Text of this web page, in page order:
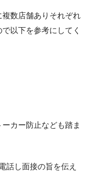
数店舗ありそれぞれ
以下を参考にしてく
カー防止なども踏ま
話し面接の旨を伝え